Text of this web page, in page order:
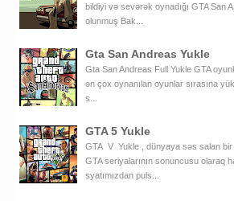
bildiyi və sevərək oynadığı GTA San
olunmuş Bak...
Gta San Andreas Yukle
Gta San Andreas Full Yukle GTA
ən çox oynanılan oyunlar sırasına
s...
GTA 5 Yukle
GTA V Yukle , dünyaya səs salan
GTA seriyalarının sonuncusu olaraq
syatımızdan puls...